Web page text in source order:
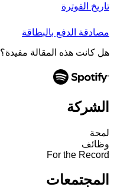
تاريخ الفوترة
مصادقة الدفع بالبطاقة
هل كانت هذه المقالة مفيدة؟
الشركة
لمحة
وظائف
For the Record
المجتمعات